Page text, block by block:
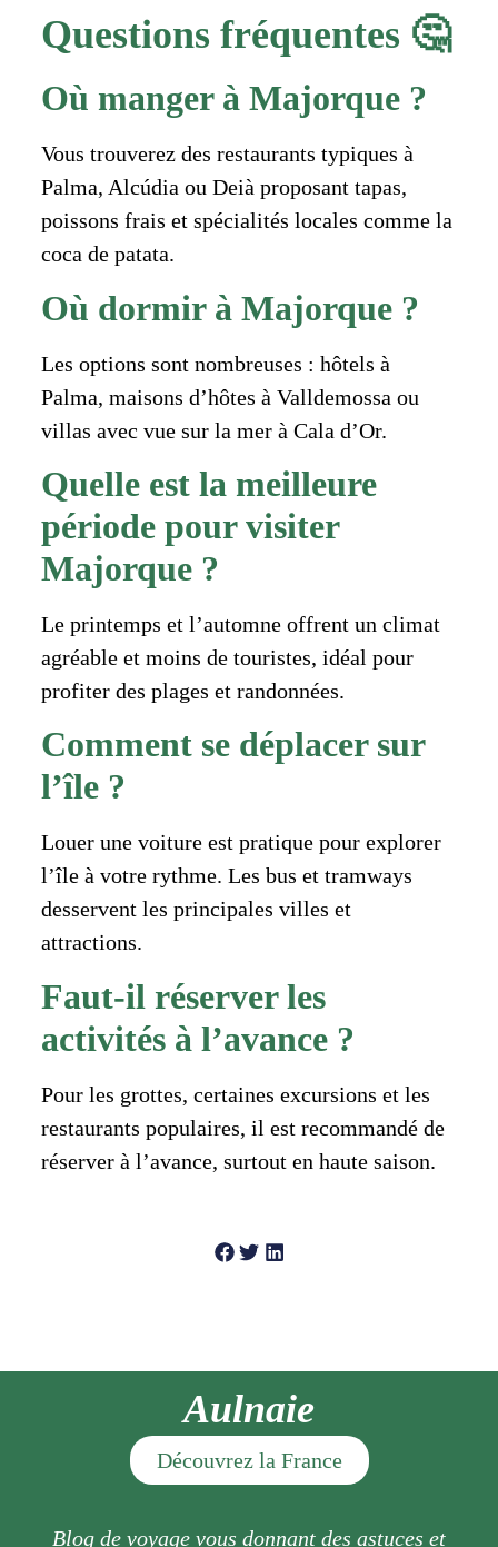
Questions fréquentes 🤔
Où manger à Majorque ?
Vous trouverez des restaurants typiques à
Palma, Alcúdia ou Deià proposant tapas,
poissons frais et spécialités locales comme la
coca de patata.
Où dormir à Majorque ?
Les options sont nombreuses : hôtels à
Palma, maisons d’hôtes à Valldemossa ou
villas avec vue sur la mer à Cala d’Or.
Quelle est la meilleure
période pour visiter
Majorque ?
Le printemps et l’automne offrent un climat
agréable et moins de touristes, idéal pour
profiter des plages et randonnées.
Comment se déplacer sur
l’île ?
Louer une voiture est pratique pour explorer
l’île à votre rythme. Les bus et tramways
desservent les principales villes et
attractions.
Faut-il réserver les
activités à l’avance ?
Pour les grottes, certaines excursions et les
restaurants populaires, il est recommandé de
réserver à l’avance, surtout en haute saison.
Aulnaie
Découvrez la France
Blog de voyage vous donnant des astuces et